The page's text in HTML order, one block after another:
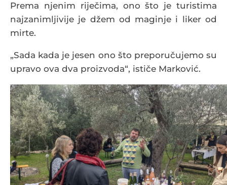
Prema njenim riječima, ono što je turistima
najzanimljivije je džem od maginje i liker od
mirte.
„Sada kada je jesen ono što preporučujemo su
upravo ova dva proizvoda“, ističe Marković.